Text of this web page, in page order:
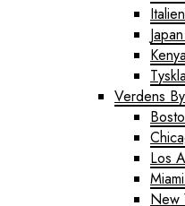
Verdens
Los
New